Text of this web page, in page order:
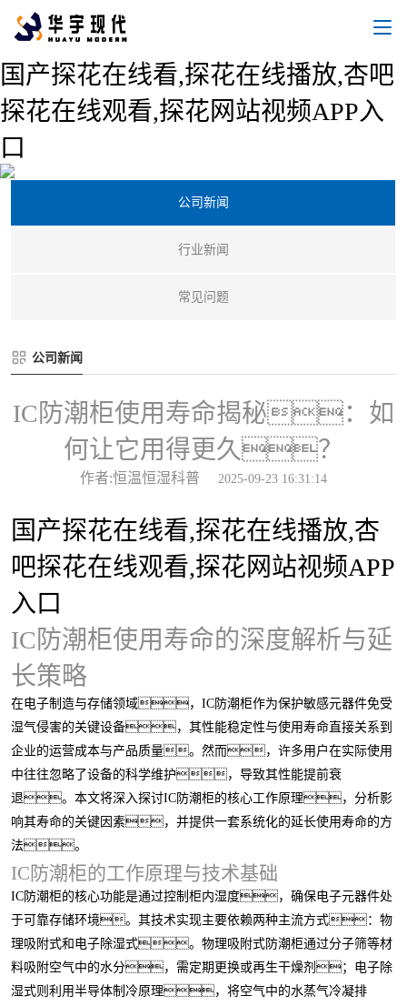
国产探花在线看,探花在线播放,杏吧
探花在线观看,探花网站视频APP入
口
公司新闻
行业新闻
常见问题
公司新闻
IC防潮柜使用寿命揭秘：如
何让它用得更久？
作者:恒温恒湿科普 2025-09-23 16:31:14
国产探花在线看,探花在线播放,杏
吧探花在线观看,探花网站视频APP
入口
IC防潮柜使用寿命的深度解析与延
长策略
在电子制造与存储领域，IC防潮柜作为保护敏感元器件免受
湿气侵害的关键设备，其性能稳定性与使用寿命直接关系到
企业的运营成本与产品质量。然而，许多用户在实际使用
中往往忽略了设备的科学维护，导致其性能提前衰
退。本文将深入探讨IC防潮柜的核心工作原理，分析影
响其寿命的关键因素，并提供一套系统化的延长使用寿命的方
法。
IC防潮柜的工作原理与技术基础
IC防潮柜的核心功能是通过控制柜内湿度，确保电子元器件处
于可靠存储环境。其技术实现主要依赖两种主流方式：物
理吸附式和电子除湿式。物理吸附式防潮柜通过分子筛等材
料吸附空气中的水分，需定期更换或再生干燥剂；电子除
湿式则利用半导体制冷原理，将空气中的水蒸气冷凝排